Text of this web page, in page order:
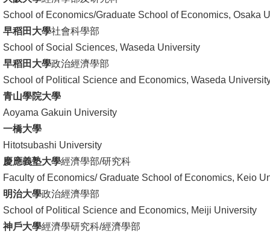
文
件
心
輔
&
學
輔
捐
款
教
研
資
源
School of Economics/Graduate School of Economics, Osaka
早稻田大學社會科學部
School of Social Sciences, Waseda University
早稻田大學政治經濟學部
School of Political Science and Economics, Waseda
青山學院大學
Aoyama Gakuin University
一橋大學
Hitotsubashi University
慶應義塾大學經濟學部/研究科
Faculty of Economics/ Graduate School of Economics, Keio
明治大學政治經濟學部
School of Political Science and Economics, Meiji University
神戶大學經濟學研究科/經濟學部